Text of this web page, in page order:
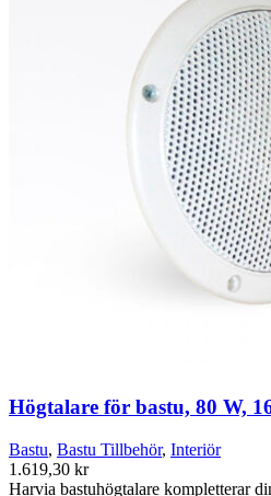
alternativen
väljas
produktsidan
Högtalare för bastu, 80 W,
Bastu, Bastu Tillbehör, Interiör
1.619,30 kr
Harvia bastuhögtalare kompletterar